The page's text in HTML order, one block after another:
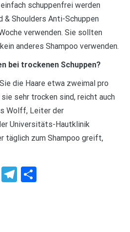
schuppenfrei werden
& Shoulders Anti-Schuppen
verwenden. Sie sollten
anderes Shampoo verwenden.
bei trockenen Schuppen?
die Haare etwa zweimal pro
sie sehr trocken sind, reicht auch
Wolff, Leiter der
Universitäts-Hautklinik
täglich zum Shampoo greift,
WhatsApp
Telegram